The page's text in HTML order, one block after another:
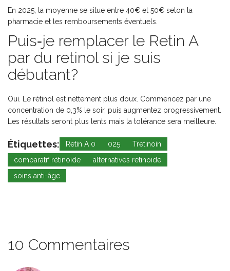
En 2025, la moyenne se situe entre 40€ et 50€ selon la
pharmacie et les remboursements éventuels.
Puis‑je remplacer le Retin A
par du retinol si je suis
débutant?
Oui. Le rétinol est nettement plus doux. Commencez par une
concentration de 0,3% le soir, puis augmentez progressivement.
Les résultats seront plus lents mais la tolérance sera meilleure.
Étiquettes: Retin A 0 025
Tretinoin
comparatif rétinoïde
alternatives retinoïde
soins anti-âge
10 Commentaires